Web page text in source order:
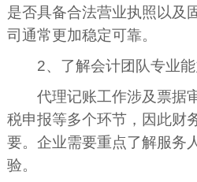
是否具备合法营业执照以及
司通常更加稳定可靠。
2、了解会计团队专业能
代理记账工作涉及票据
税申报等多个环节，因此财
要。企业需要重点了解服务
验。